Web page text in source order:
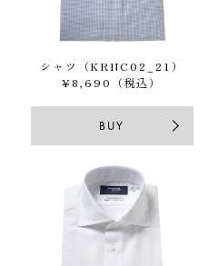
シャツ（KRNC02_21）
¥8,690（税込）
BUY